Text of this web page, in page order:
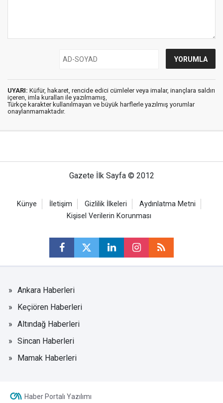
UYARI: Küfür, hakaret, rencide edici cümleler veya imalar, inançlara saldırı
içeren, imla kuralları ile yazılmamış,
Türkçe karakter kullanılmayan ve büyük harflerle yazılmış yorumlar
onaylanmamaktadır.
Gazete İlk Sayfa © 2012
Künye İletişim Gizlilik İlkeleri
Aydınlatma Metni
Kişisel Verilerin Korunması
Ankara Haberleri
Keçiören Haberleri
Altındağ Haberleri
Sincan Haberleri
Mamak Haberleri
Haber Portalı Yazılımı